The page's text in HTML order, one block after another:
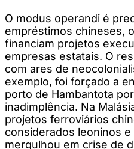
O modus operandi é
empréstimos chineses,
financiam projetos
empresas estatais. O
com ares de
exemplo, foi forçado a
porto de Hambantota
inadimplência. Na
projetos ferroviários
considerados leoninos
mergulhou em crise de